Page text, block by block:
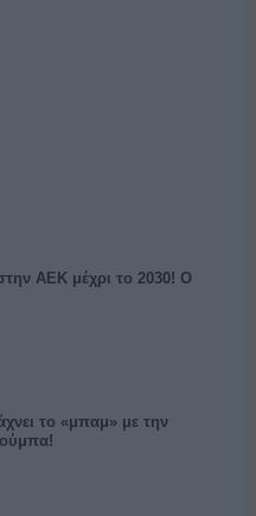
ΑΕΚ μέχρι το 2030! Ο
το «μπαμ» με την